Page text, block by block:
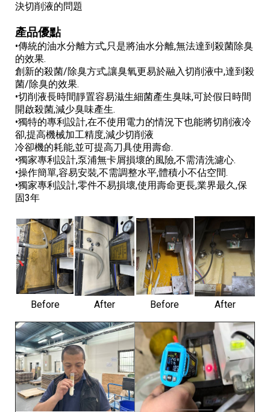
決切削液的問題
產品優點
•傳統的油水分離方式,只是將油水分離,無法達到殺菌除臭
的效果.
創新的殺菌/除臭方式,讓臭氧更易於融入切削液中,達到殺
菌/除臭的效果.
•切削液長時間靜置容易滋生細菌產生臭味,可於假日時間
開啟殺菌,減少臭味產生.
•獨特的專利設計,在不使用電力的情況下也能將切削液冷
卻,提高機械加工精度,減少切削液
冷卻機的耗能,並可提高刀具使用壽命.
•獨家專利設計,泵浦無卡屑損壞的風險,不需清洗濾心.
•操作簡單,容易安裝,不需調整水平,體積小不佔空間.
•獨家專利設計,零件不易損壞,使用壽命更長,業界最久,保
固3年
Before After Before After